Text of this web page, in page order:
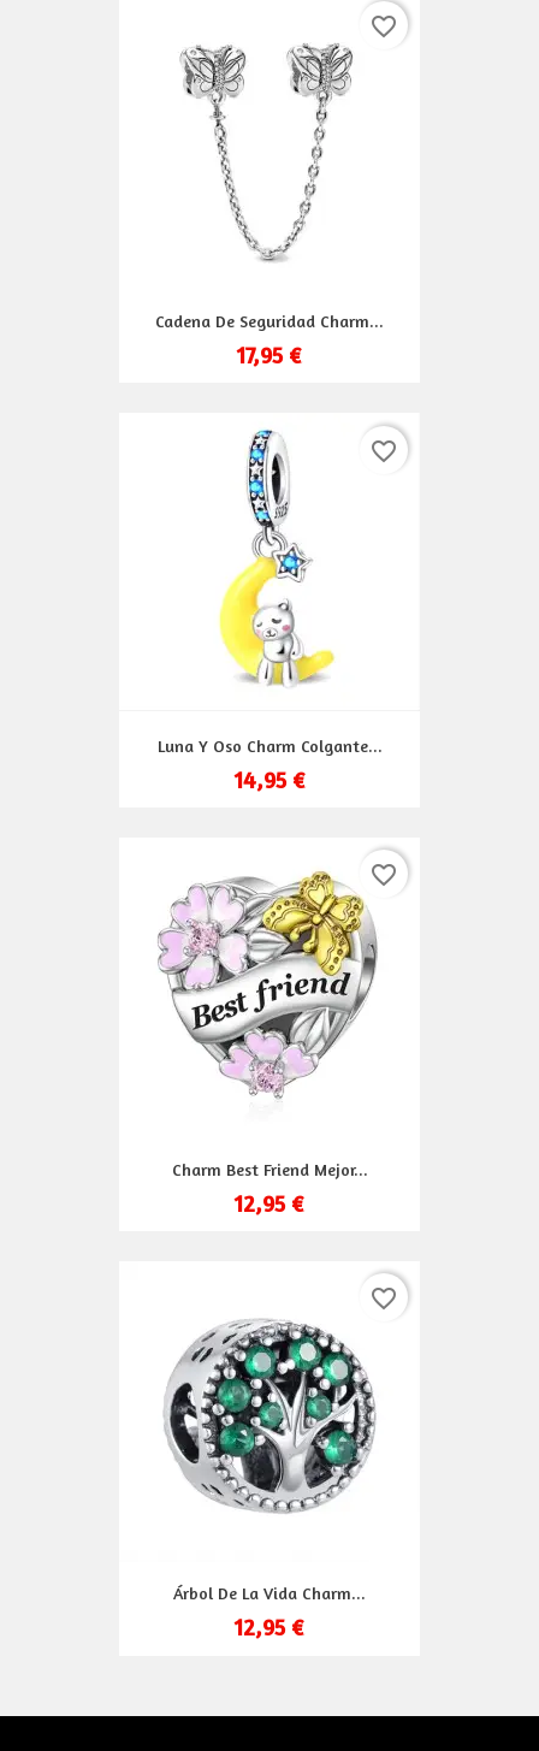
Cadena De Seguridad Charm...
17,95 €
favorite_border
Luna Y Oso Charm Colgante...
14,95 €
favorite_border
Charm Best Friend Mejor...
12,95 €
favorite_border
Árbol De La Vida Charm...
12,95 €
favorite_border